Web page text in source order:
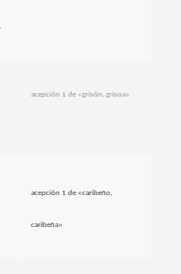
acepción 1 de «grisón, grisoa»
acepción 1 de «caribeño,
caribeña»